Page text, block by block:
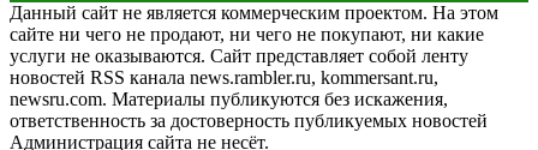
Данный сайт не является коммерческим проектом. На этом
сайте ни чего не продают, ни чего не покупают, ни какие
услуги не оказываются. Сайт представляет собой ленту
новостей RSS канала news.rambler.ru, kommersant.ru,
newsru.com. Материалы публикуются без искажения,
ответственность за достоверность публикуемых новостей
Администрация сайта не несёт.